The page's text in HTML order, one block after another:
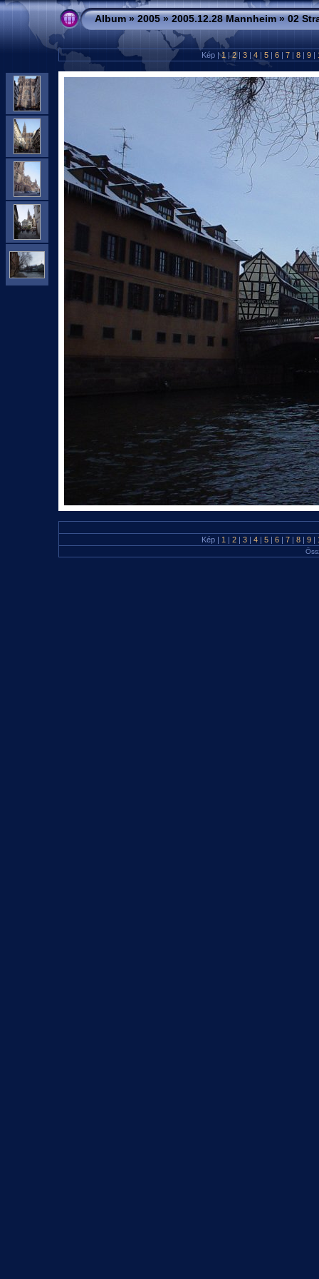
Album»2005»2005.12.28 Mannheim»02
Kép |1 |2 | 3 | 4 | 5 | 6 | 7 | 8 | 9 |
Kép | 1 | 2 | 3 | 4 | 5 | 6 | 7 | 8 | 9 |